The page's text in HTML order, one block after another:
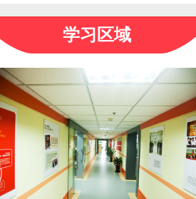
学习区域